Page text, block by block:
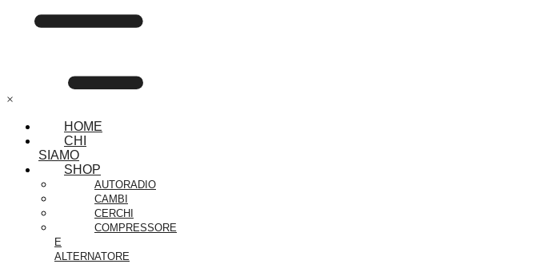
×
HOME
CHI
SIAMO
SHOP
AUTORADIO
CAMBI
CERCHI
COMPRESSORE
E
ALTERNATORE